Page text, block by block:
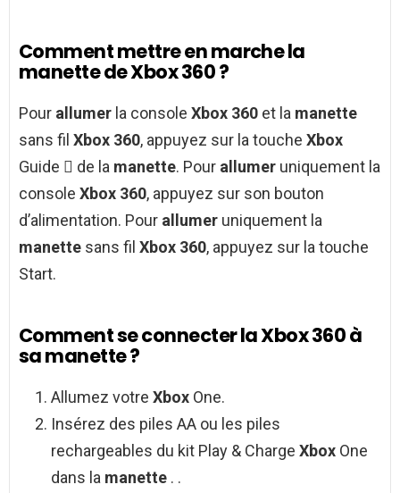
Comment mettre en marche la
manette de Xbox 360 ?
Pour allumer la console Xbox 360 et la manette
sans fil Xbox 360, appuyez sur la touche Xbox
Guide  de la manette. Pour allumer uniquement la
console Xbox 360, appuyez sur son bouton
d’alimentation. Pour allumer uniquement la
manette sans fil Xbox 360, appuyez sur la touche
Start.
Comment se connecter la Xbox 360 à
sa manette ?
Allumez votre Xbox One.
Insérez des piles AA ou les piles
rechargeables du kit Play & Charge Xbox One
dans la manette . .